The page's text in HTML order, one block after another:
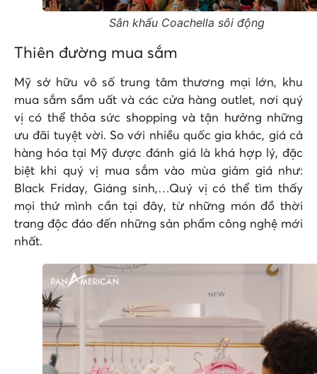
Sân khấu Coachella sôi động
Thiên đường mua sắm
Mỹ sở hữu vô số trung tâm thương mại lớn, khu
mua sắm sầm uất và các cửa hàng outlet, nơi quý
vị có thể thỏa sức shopping và tận hưởng những
ưu đãi tuyệt vời. So với nhiều quốc gia khác, giá cả
hàng hóa tại Mỹ được đánh giá là khá hợp lý, đặc
biệt khi quý vị mua sắm vào mùa giảm giá như:
Black Friday, Giáng sinh,…Quý vị có thể tìm thấy
mọi thứ mình cần tại đây, từ những món đồ thời
trang độc đáo đến những sản phẩm công nghệ mới
nhất.